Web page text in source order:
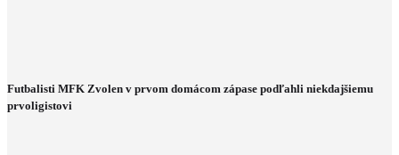
Futbalisti MFK Zvolen v prvom domácom zápase podľahli niekdajšiemu
prvoligistovi